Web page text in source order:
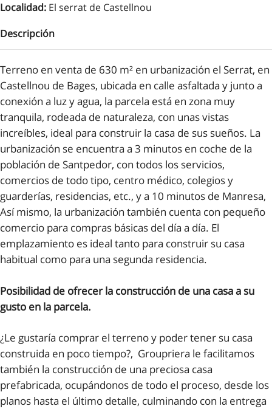
Localidad: El serrat de Castellnou
Descripción
Terreno en venta de 630 m² en urbanización el Serrat, en
Castellnou de Bages, ubicada en calle asfaltada y junto a
conexión a luz y agua, la parcela está en zona muy
tranquila, rodeada de naturaleza, con unas vistas
increíbles, ideal para construir la casa de sus sueños. La
urbanización se encuentra a 3 minutos en coche de la
población de Santpedor, con todos los servicios,
comercios de todo tipo, centro médico, colegios y
guarderías, residencias, etc., y a 10 minutos de Manresa,
Así mismo, la urbanización también cuenta con pequeño
comercio para compras básicas del día a día. El
emplazamiento es ideal tanto para construir su casa
habitual como para una segunda residencia.
Posibilidad de ofrecer la construcción de una casa a su
gusto en la parcela.
¿Le gustaría comprar el terreno y poder tener su casa
construida en poco tiempo?, Groupriera le facilitamos
también la construcción de una preciosa casa
prefabricada, ocupándonos de todo el proceso, desde los
planos hasta el último detalle, culminando con la entrega